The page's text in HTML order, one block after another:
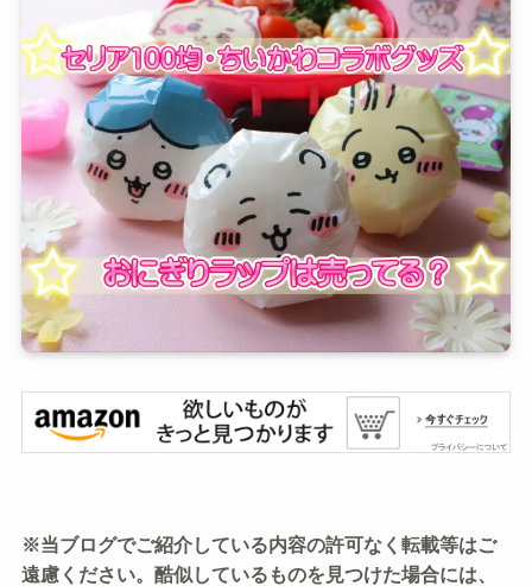
※当ブログでご紹介している内容の許可なく転載等はご
遠慮ください。酷似しているものを見つけた場合には、